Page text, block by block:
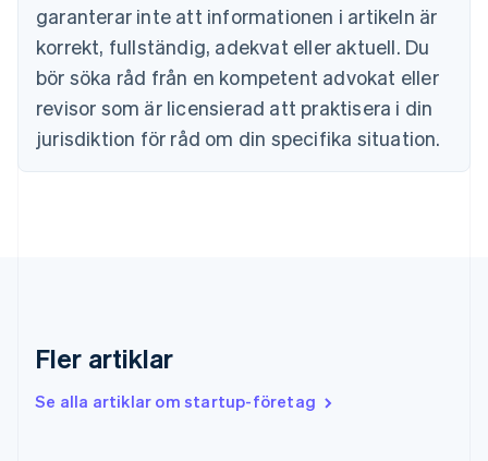
garanterar inte att informationen i artikeln är
korrekt, fullständig, adekvat eller aktuell. Du
bör söka råd från en kompetent advokat eller
revisor som är licensierad att praktisera i din
jurisdiktion för råd om din specifika situation.
Fler artiklar
Se alla artiklar om startup-företag
Estland
Fastlandskina
简体中文English
Finland
English Svenska
Frankrike
简体中文
Indien
Irland